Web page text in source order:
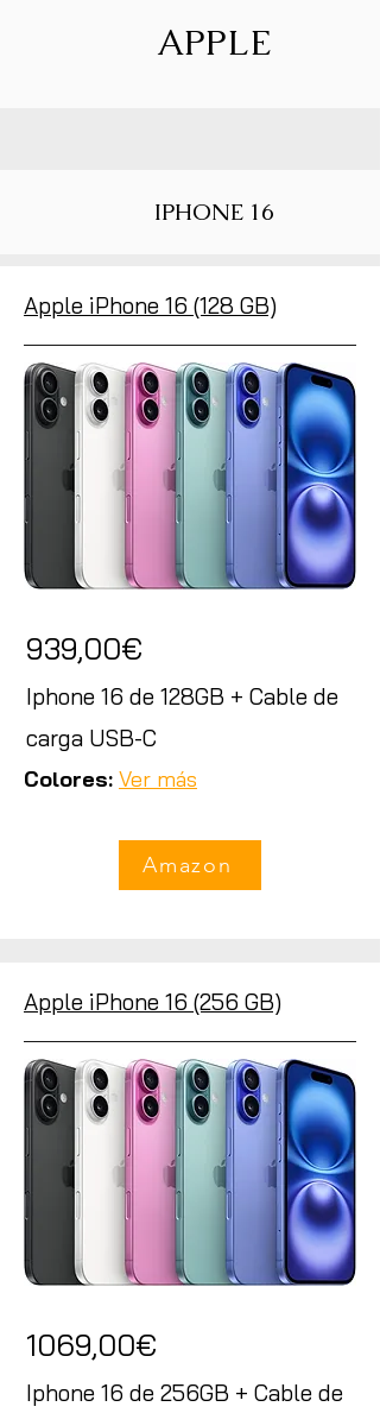
APPLE
IPHONE 16
Apple iPhone 16 (128 GB)
939,00€
Iphone 16 de 128GB + Cable de
carga USB-C
Colores: Ver más
Amazon
Apple iPhone 16 (256 GB)
1069,00€
Iphone 16 de 256GB + Cable de